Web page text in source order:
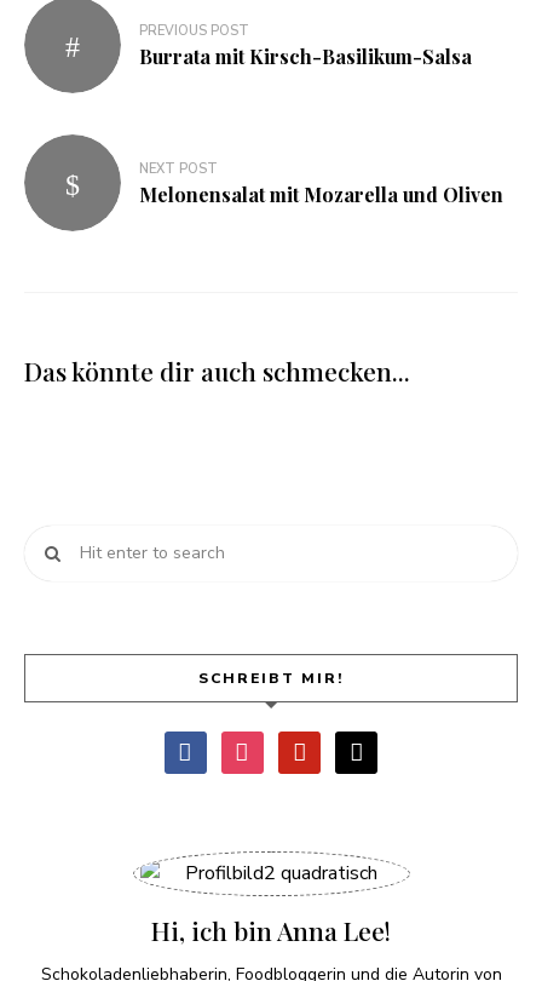
PREVIOUS POST
Burrata mit Kirsch-Basilikum-Salsa
NEXT POST
Melonensalat mit Mozarella und Oliven
Das könnte dir auch schmecken...
SCHREIBT MIR!
Hi, ich bin Anna Lee!
Schokoladenliebhaberin, Foodbloggerin und die Autorin von